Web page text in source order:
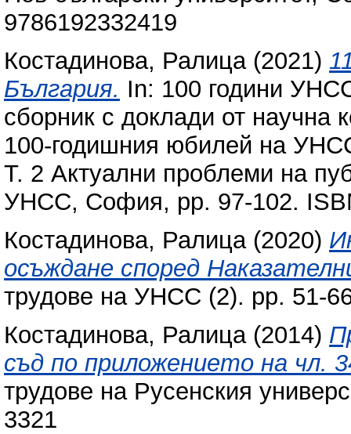
9786192332419
Костадинова, Ралица(2021)
България. In: 100 години
сборник с доклади от научна
100-годишния юбилей на
Т. 2 Актуални проблеми на
УНСС, София, pp. 97-102.
Костадинова, Ралица(2020)
осъждане според
трудове на УНСС (2). pp. 51-
Костадинова, Ралица(2014)
съд по приложението на чл.
трудове на Русенския
3321